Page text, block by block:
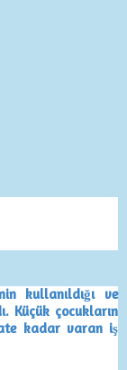
kullanıldığı ve
Küçük çocukların
kadar varan iş